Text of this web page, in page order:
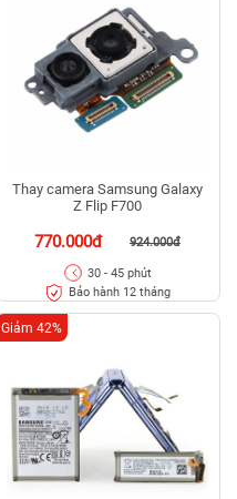
Thay camera Samsung Galaxy
Z Flip F700
770.000đ 924.000đ
30 - 45 phút
Bảo hành 12 tháng
Giảm 42%